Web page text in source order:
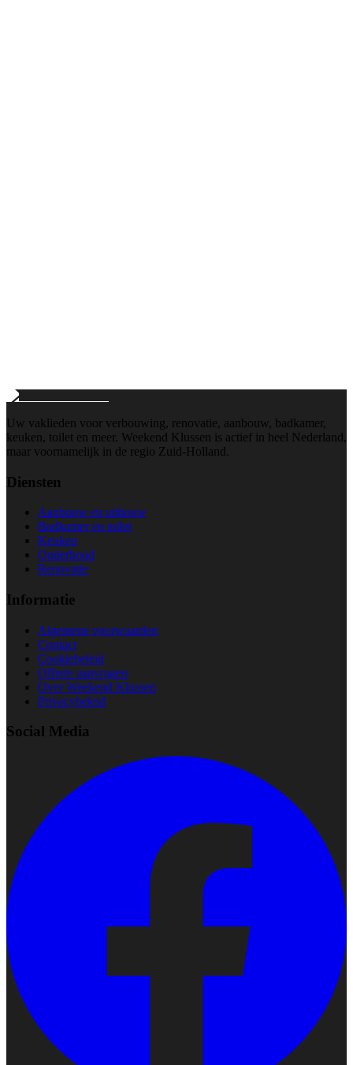
Uw vaklieden voor verbouwing, renovatie, aanbouw, badkamer,
keuken, toilet en meer. Weekend Klussen is actief in heel Nederland,
maar voornamelijk in de regio Zuid-Holland.
Diensten
Aanbouw en uitbouw
Badkamer en toilet
Keuken
Onderhoud
Renovatie
Informatie
Algemene voorwaarden
Contact
Cookiebeleid
Offerte aanvragen
Over Weekend Klussen
Privacybeleid
Social Media